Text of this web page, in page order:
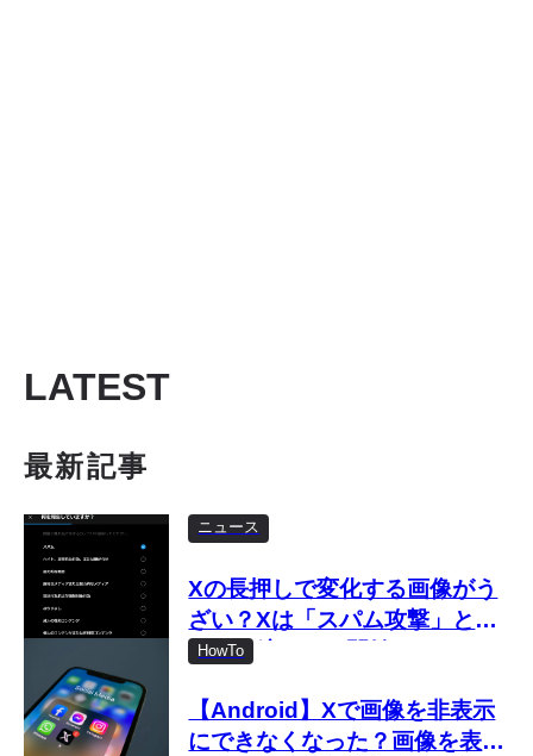
LATEST
最新記事
ニュース
Xの長押しで変化する画像がう
ざい？Xは「スパム攻撃」とし
て取り締まりを開始
HowTo
【Android】Xで画像を非表示
にできなくなった？画像を表示